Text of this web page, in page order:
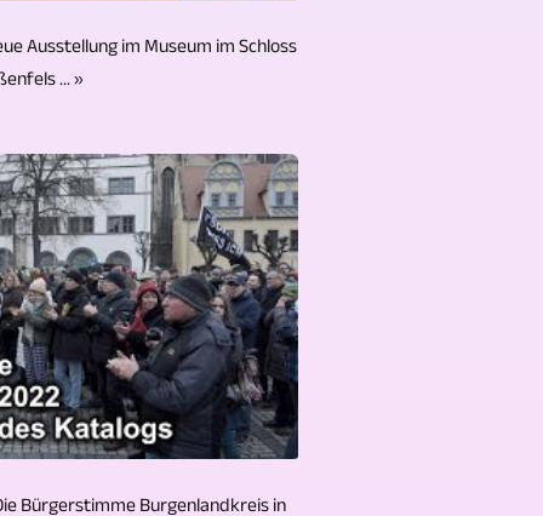
Ausstellung im Museum im Schloss
... »
Bürgerstimme Burgenlandkreis in